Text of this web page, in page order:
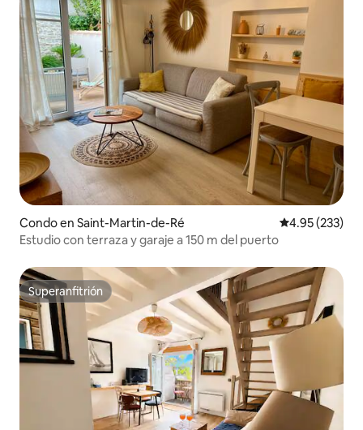
Condo en Saint-Martin-de-Ré Calificación
4.95 (233)
Estudio con terraza y garaje a 150 m del puerto
Superanfitrión
Superanfitrión